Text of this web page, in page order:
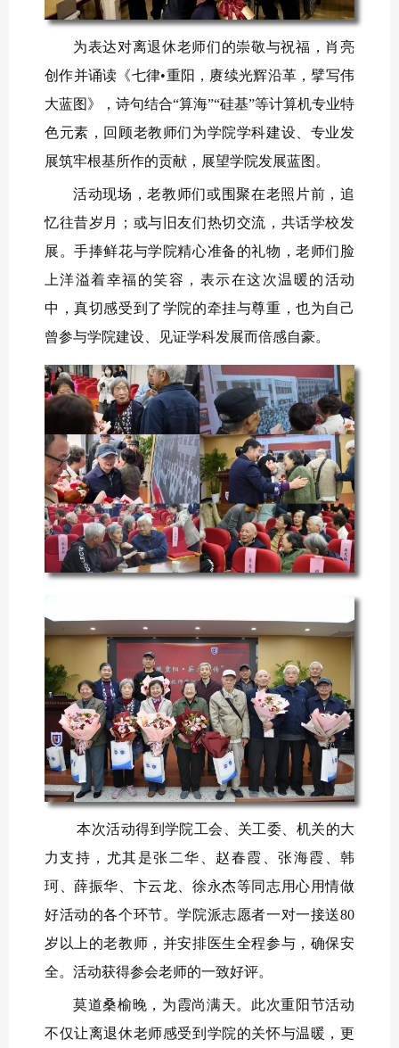
为表达对离退休老师们的崇敬与祝福，肖亮
创作并诵读《七律•重阳，赓续光辉沿革，擘写伟
大蓝图》，诗句结合“算海”“硅基”等计算机专业特
色元素，回顾老教师们为学院学科建设、专业发
展筑牢根基所作的贡献，展望学院发展蓝图。
活动现场，老教师们或围聚在老照片前，追
忆往昔岁月；或与旧友们热切交流，共话学校发
展。手捧鲜花与学院精心准备的礼物，老师们脸
上洋溢着幸福的笑容，表示在这次温暖的活动
中，真切感受到了学院的牵挂与尊重，也为自己
曾参与学院建设、见证学科发展而倍感自豪。
本次活动得到学院工会、关工委、机关的大
力支持，尤其是张二华、赵春霞、张海霞、韩
珂、薛振华、卞云龙、徐永杰等同志用心用情做
好活动的各个环节。学院派志愿者一对一接送80
岁以上的老教师，并安排医生全程参与，确保安
全。活动获得参会老师的一致好评。
莫道桑榆晚，为霞尚满天。此次重阳节活动
不仅让离退休老师感受到学院的关怀与温暖，更